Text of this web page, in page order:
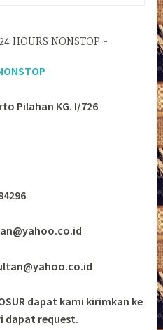
HOURS NONSTOP
Pilahan KG. I/726
dapat kami kirimkan ke
dapat request.